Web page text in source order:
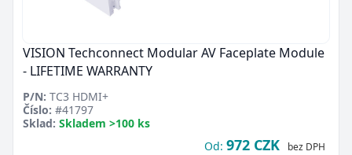
VISION Techconnect Modular AV Faceplate Module
- LIFETIME WARRANTY
P/N: TC3 HDMI+
Číslo: #41797
Sklad: Skladem >100 ks
Od: 972 CZK bez DPH